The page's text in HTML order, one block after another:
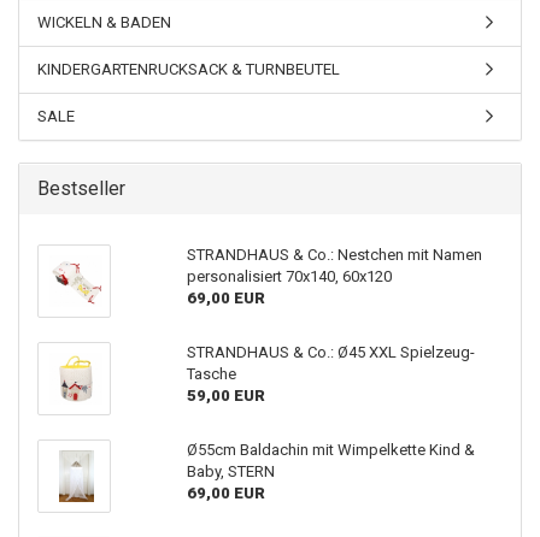
WICKELN & BADEN
KINDERGARTENRUCKSACK & TURNBEUTEL
SALE
Bestseller
STRANDHAUS & Co.: Nestchen mit Namen
personalisiert 70x140, 60x120
69,00 EUR
STRANDHAUS & Co.: Ø45 XXL Spielzeug-
Tasche
59,00 EUR
Ø55cm Baldachin mit Wimpelkette Kind &
Baby, STERN
69,00 EUR